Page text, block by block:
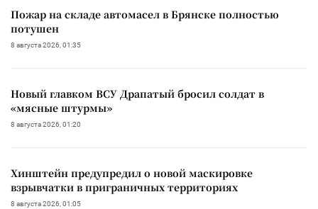
Пожар на складе автомасел в Брянске полностью
потушен
8 августа 2026, 01:35
Новый главком ВСУ Драпатый бросил солдат в
«мясные штурмы»
8 августа 2026, 01:20
Хинштейн предупредил о новой маскировке
взрывчатки в приграничных территориях
8 августа 2026, 01:05